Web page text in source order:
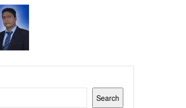
Search